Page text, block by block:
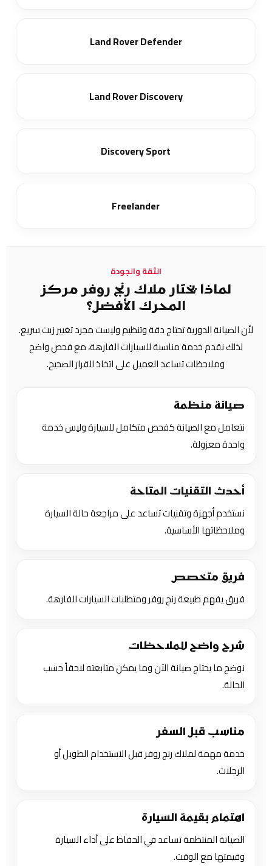
Land Rover Defender
Land Rover Discovery
Discovery Sport
Freelander
الثقة والجودة
لماذا يختار ملاك رنج روفر مركز
المحرك الأفضل؟
لأن الصيانة الدورية تحتاج دقة وتنظيم وليست مجرد تغيير زيت سريع.
لذلك نقدم خدمة مناسبة للسيارات الفارهة، مع فحص واضح
وملاحظات تساعد العميل على اتخاذ القرار الصحيح.
صيانة منظمة
نتعامل مع الصيانة كفحص متكامل للسيارة وليس خدمة
واحدة معزولة.
أحدث التقنيات المتاحة
نستخدم أجهزة وتقنيات تساعد على مراجعة حالة السيارة
وملاحظاتها الأساسية.
فريق متخصص
فريق يفهم طبيعة رنج روفر ومتطلبات السيارات الفارهة.
شرح واضح للملاحظات
نوضح ما يحتاج صيانة الآن وما يمكن متابعته لاحقاً حسب
الحالة.
مناسب قبل السفر
خدمة مهمة لملاك رنج روفر قبل الاستخدام الطويل أو
الرحلات.
اهتمام بقيمة السيارة
الصيانة المنتظمة تساعد في الحفاظ على أداء السيارة
وقيمتها مع الوقت.